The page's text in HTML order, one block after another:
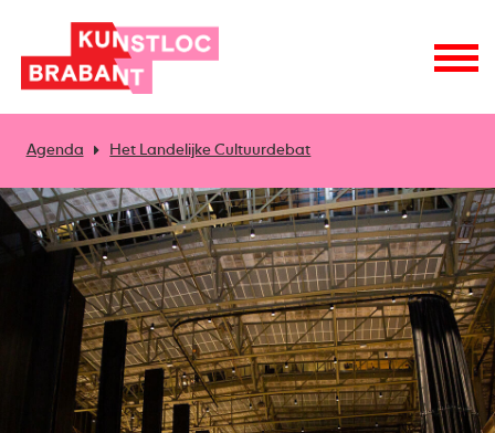
Agenda Het Landelijke Cultuurdebat